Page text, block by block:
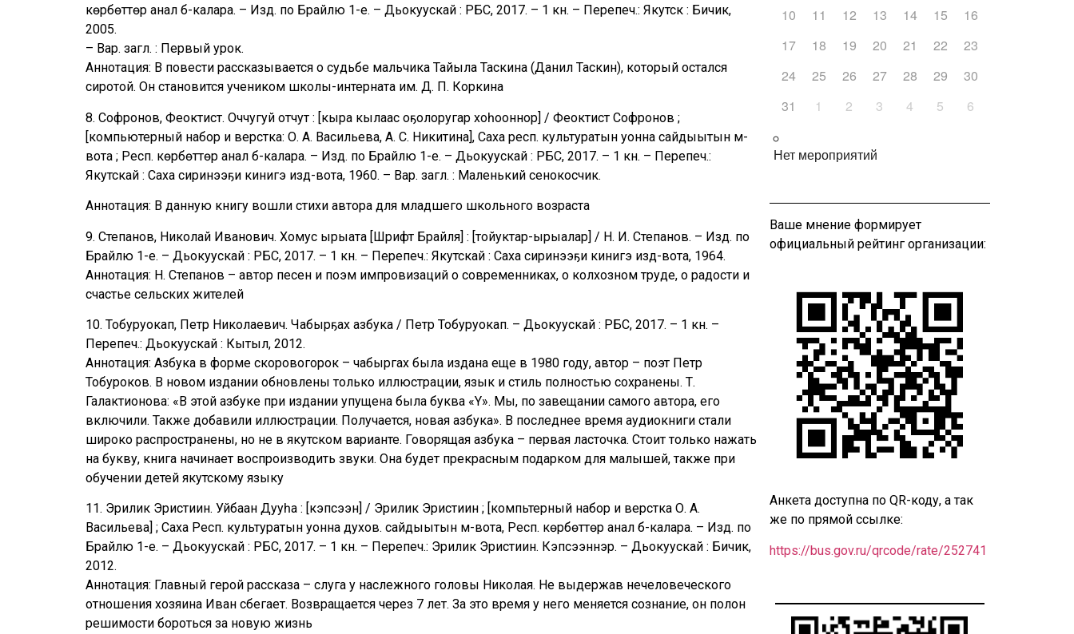
көрбөттөр анал б-калара. – Изд. по Брайлю 1-е. – Дьокуускай : РБС, 2017. – 1 кн. – Перепеч.: Якутск : Бичик,
2005.
– Вар. загл. : Первый урок.
Аннотация: В повести рассказывается о судьбе мальчика Тайыла Таскина (Данил Таскин), который остался
сиротой. Он становится учеником школы-интерната им. Д. П. Коркина
8. Софронов, Феоктист. Оччугуй отчут : [кыра кылаас оҕолоругар хоһооннор] / Феоктист Софронов ;
[компьютерный набор и верстка: О. А. Васильева, А. С. Никитина], Саха респ. культуратын уонна сайдыытын м-
вота ; Респ. көрбөттөр анал б-калара. – Изд. по Брайлю 1-е. – Дьокуускай : РБС, 2017. – 1 кн. – Перепеч.:
Якутскай : Саха сиринээҕи кинигэ изд-вота, 1960. – Вар. загл. : Маленький сенокосчик.
Аннотация: В данную книгу вошли стихи автора для младшего школьного возраста
9. Степанов, Николай Иванович. Хомус ырыата [Шрифт Брайля] : [тойуктар-ырыалар] / Н. И. Степанов. – Изд. по
Брайлю 1-е. – Дьокуускай : РБС, 2017. – 1 кн. – Перепеч.: Якутскай : Саха сиринээҕи кинигэ изд-вота, 1964.
Аннотация: Н. Степанов – автор песен и поэм импровизаций о современниках, о колхозном труде, о радости и
счастье сельских жителей
10. Тобуруокап, Петр Николаевич. Чабырҕах азбука / Петр Тобуруокап. – Дьокуускай : РБС, 2017. – 1 кн. –
Перепеч.: Дьокуускай : Кытыл, 2012.
Аннотация: Азбука в форме скоровогорок – чабыргах была издана еще в 1980 году, автор – поэт Петр
Тобуроков. В новом издании обновлены только иллюстрации, язык и стиль полностью сохранены. Т.
Галактионова: «В этой азбуке при издании упущена была буква «Y». Мы, по завещании самого автора, его
включили. Также добавили иллюстрации. Получается, новая азбука». В последнее время аудиокниги стали
широко распространены, но не в якутском варианте. Говорящая азбука – первая ласточка. Стоит только нажать
на букву, книга начинает воспроизводить звуки. Она будет прекрасным подарком для малышей, также при
обучении детей якутскому языку
11. Эрилик Эристиин. Уйбаан Дууһа : [кэпсээн] / Эрилик Эристиин ; [компьтерный набор и верстка О. А.
Васильева] ; Саха Респ. культуратын уонна духов. сайдыытын м-вота, Респ. көрбөттөр анал б-калара. – Изд. по
Брайлю 1-е. – Дьокуускай : РБС, 2017. – 1 кн. – Перепеч.: Эрилик Эристиин. Кэпсээннэр. – Дьокуускай : Бичик,
2012.
Аннотация: Главный герой рассказа – слуга у наслежного головы Николая. Не выдержав нечеловеческого
отношения хозяина Иван сбегает. Возвращается через 7 лет. За это время у него меняется сознание, он полон
решимости бороться за новую жизнь
10
11 12 13 14 15
16
17
18 19 20 21 22
23
24
25 26 27 28 29
30
31
1 2 3 4 5 6
Нет мероприятий
Ваше мнение формирует
официальный рейтинг организации:
Анкета доступна по QR-коду, а так
же по прямой ссылке:
https://bus.gov.ru/qrcode/rate/252741